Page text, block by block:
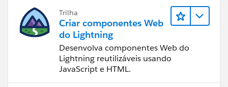
Trilha
Criar componentes Web
do Lightning
Desenvolva componentes Web do
Lightning reutilizáveis usando
JavaScript e HTML.